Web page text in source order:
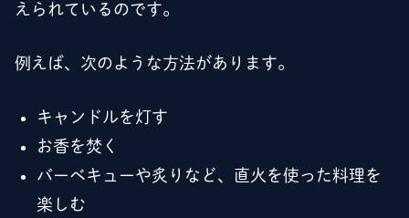
えられているのです。
例えば、次のような方法があります。
キャンドルを灯す
お香を焚く
バーベキューや炙りなど、直火を使った料理を
楽しむ